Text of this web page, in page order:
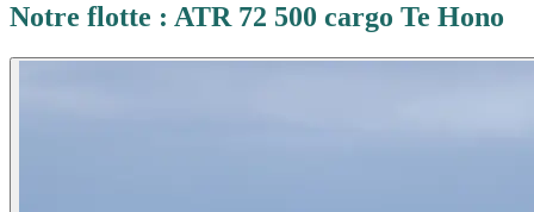
Notre flotte : ATR 72 500 cargo Te Hono